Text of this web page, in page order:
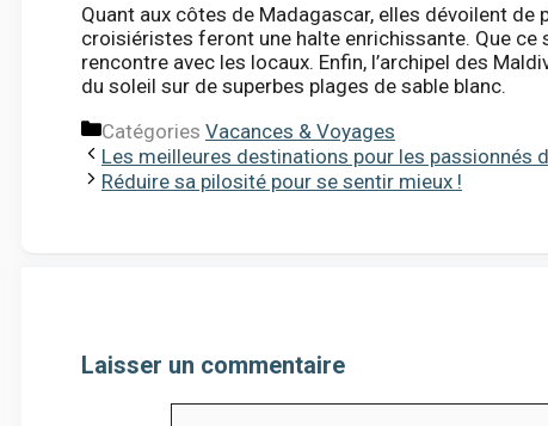
Quant aux côtes de Madagascar, elles dévoilent
croisiéristes feront une halte enrichissante. Que
rencontre avec les locaux. Enfin, l’archipel des
du soleil sur de superbes plages de sable blanc.
Catégories Vacances & Voyages
Les meilleures destinations pour les passionnés
Réduire sa pilosité pour se sentir mieux !
Laisser un commentaire